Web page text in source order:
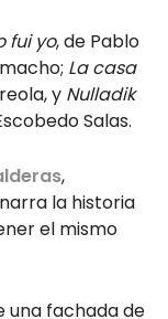
fui yo, de Pablo
La casa
y Nulladik
Salas.
,
la historia
el mismo
una fachada de